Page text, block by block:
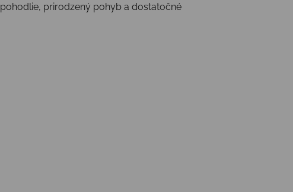
prirodzený pohyb a dostatočné